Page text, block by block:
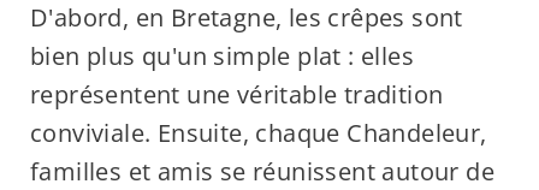
D'abord, en Bretagne, les crêpes sont
bien plus qu'un simple plat : elles
représentent une véritable tradition
conviviale. Ensuite, chaque Chandeleur,
familles et amis se réunissent autour de